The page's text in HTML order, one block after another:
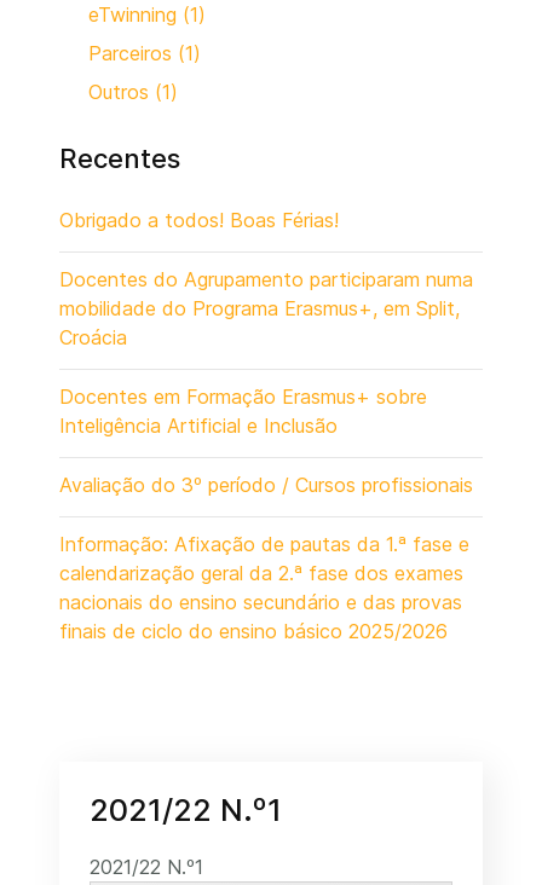
eTwinning (1)
Parceiros (1)
Outros (1)
Recentes
Obrigado a todos! Boas Férias!
Docentes do Agrupamento participaram numa
mobilidade do Programa Erasmus+, em Split,
Croácia
Docentes em Formação Erasmus+ sobre
Inteligência Artificial e Inclusão
Avaliação do 3º período / Cursos profissionais
Informação: Afixação de pautas da 1.ª fase e
calendarização geral da 2.ª fase dos exames
nacionais do ensino secundário e das provas
finais de ciclo do ensino básico 2025/2026
2021/22 N.º1
2021/22 N.º1